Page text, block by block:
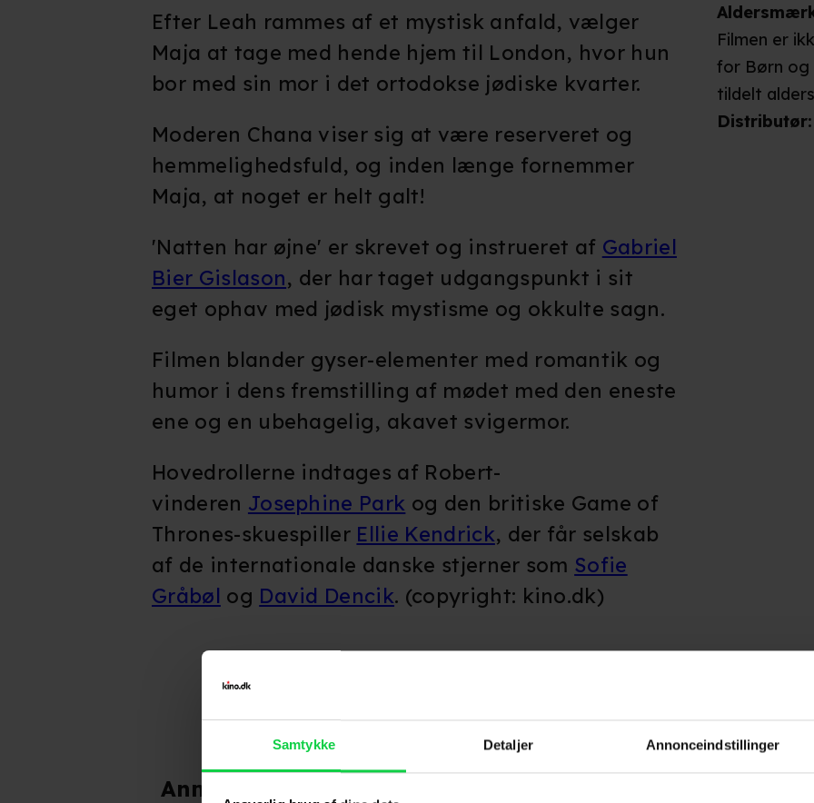
Samtykke Detaljer Annonceindstillinger
Anmeldelser fra medierne
Filmen er
for Børn og
tildelt
Distributør:
Efter Leah rammes af et mystisk anfald, vælger
Maja at tage med hende hjem til London, hvor hun
bor med sin mor i det ortodokse jødiske kvarter.
Moderen Chana viser sig at være reserveret og
hemmelighedsfuld, og inden længe fornemmer
Maja, at noget er helt galt!
'Natten har øjne' er skrevet og instrueret af Gabriel
Bier Gislason, der har taget udgangspunkt i sit
eget ophav med jødisk mystisme og okkulte sagn.
Filmen blander gyser-elementer med romantik og
humor i dens fremstilling af mødet med den eneste
ene og en ubehagelig, akavet svigermor.
Hovedrollerne indtages af Robert-
vinderen Josephine Park og den britiske Game of
Thrones-skuespiller Ellie Kendrick, der får selskab
af de internationale danske stjerner som Sofie
Gråbøl og David Dencik. (copyright: kino.dk)